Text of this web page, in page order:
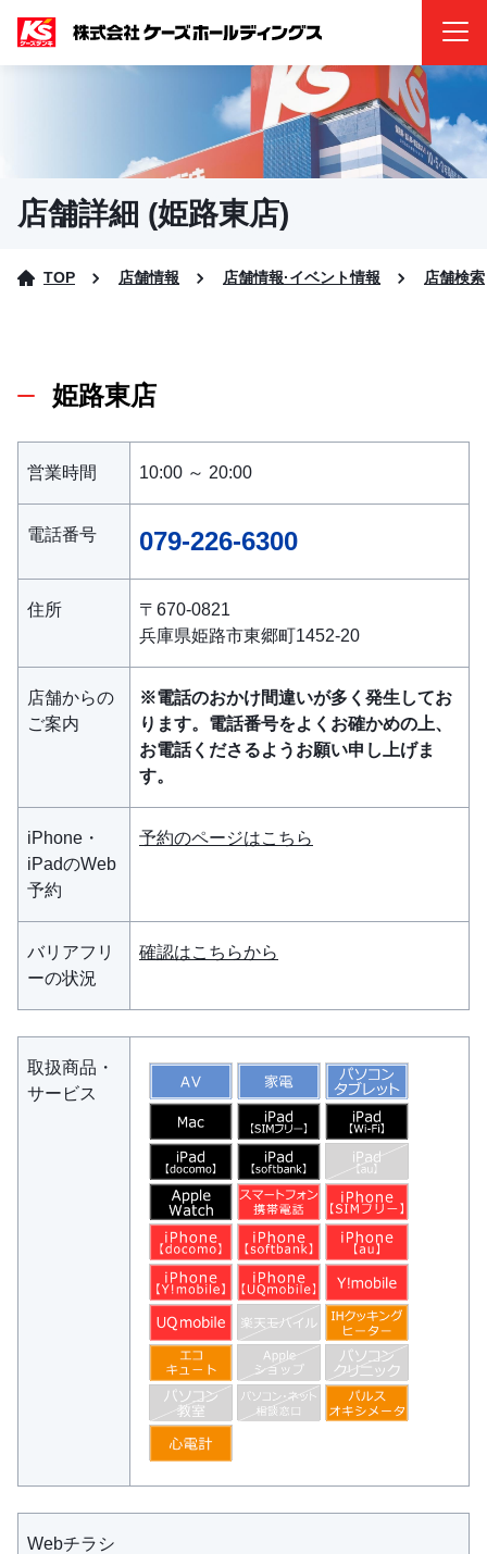
店舗詳細 (姫路東店)
TOP 店舗情報 店舗情報·イベント情報 店舗検索
姫路東店
営業時間 10:00 ～ 20:00
電話番号 079-226-6300
住所
〒670-0821
兵庫県姫路市東郷町1452-20
店舗からの
ご案内
※電話のおかけ間違いが多く発生してお
ります。電話番号をよくお確かめの上、
お電話くださるようお願い申し上げま
す。
iPhone・
iPadのWeb
予約
予約のページはこちら
バリアフリ
ーの状況
確認はこちらから
取扱商品・
サービス
Webチラシ